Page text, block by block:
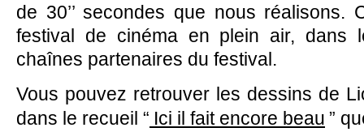
de 30’’ secondes que nous
festival de cinéma en plein air, dans
chaînes partenaires du festival.
Vous pouvez retrouver les dessins de
dans le recueil “ Ici il fait encore beau ”